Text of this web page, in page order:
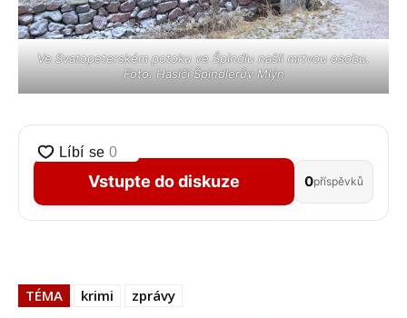
Ve Svatopeterském potoku ve Špindlu našli mrtvou osobu.
Foto: Hasiči Špindlerův Mlýn
Vstupte do diskuze 0příspěvků
TÉMA krimi zprávy